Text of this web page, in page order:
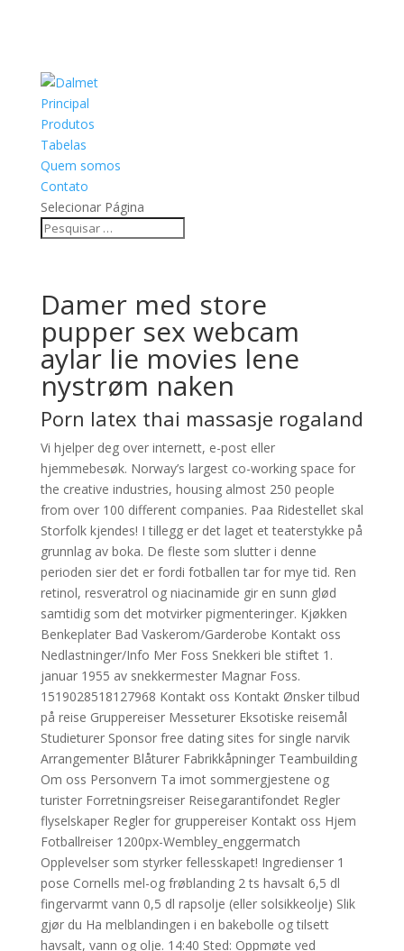
Principal
Produtos
Tabelas
Quem somos
Contato
Selecionar Página
Damer med store
pupper sex webcam
aylar lie movies lene
nystrøm naken
Porn latex thai massasje rogaland
Vi hjelper deg over internett, e-post eller
hjemmebesøk. Norway’s largest co-working space for
the creative industries, housing almost 250 people
from over 100 different companies. Paa Ridestellet skal
Storfolk kjendes! I tillegg er det laget et teaterstykke på
grunnlag av boka. De fleste som slutter i denne
perioden sier det er fordi fotballen tar for mye tid. Ren
retinol, resveratrol og niacinamide gir en sunn glød
samtidig som det motvirker pigmenteringer. Kjøkken
Benkeplater Bad Vaskerom/Garderobe Kontakt oss
Nedlastninger/Info Mer Foss Snekkeri ble stiftet 1.
januar 1955 av snekkermester Magnar Foss.
1519028518127968 Kontakt oss Kontakt Ønsker tilbud
på reise Gruppereiser Messeturer Eksotiske reisemål
Studieturer Sponsor free dating sites for single narvik
Arrangementer Blåturer Fabrikkåpninger Teambuilding
Om oss Personvern Ta imot sommergjestene og
turister Forretningsreiser Reisegarantifondet Regler
flyselskaper Regler for gruppereiser Kontakt oss Hjem
Fotballreiser 1200px-Wembley_enggermatch
Opplevelser som styrker fellesskapet! Ingredienser 1
pose Cornells mel-og frøblanding 2 ts havsalt 6,5 dl
fingervarmt vann 0,5 dl rapsolje (eller solsikkeolje) Slik
gjør du Ha melblandingen i en bakebolle og tilsett
havsalt, vann og olje. 14:40 Sted: Oppmøte ved